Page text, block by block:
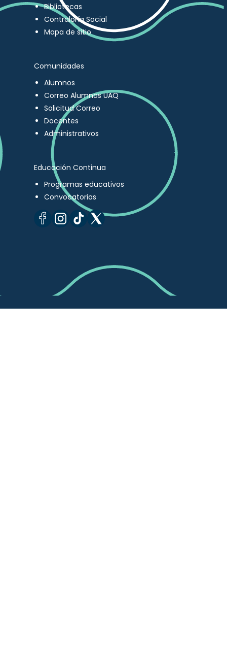
Bibliotecas
Contraloría Social
Mapa de sitio
Comunidades
Alumnos
Correo Alumnos UAQ
Solicitud Correo
Docentes
Administrativos
Educación Continua
Programas educativos
Convocatorias